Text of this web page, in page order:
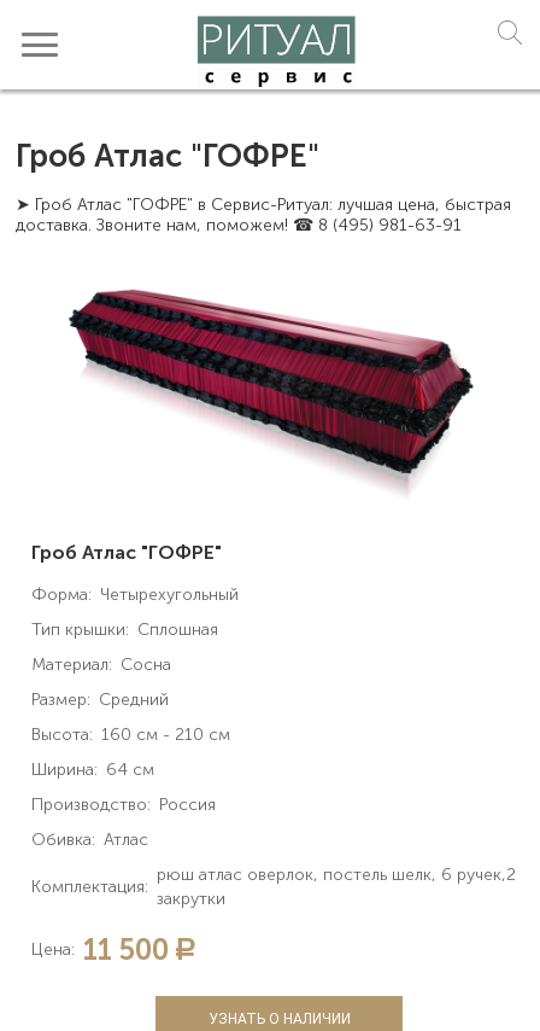
Гроб Атлас "ГОФРЕ"
➤ Гроб Атлас "ГОФРЕ" в Сервис-Ритуал: лучшая цена, быстрая
доставка. Звоните нам, поможем! ☎ 8 (495) 981-63-91
Гроб Атлас "ГОФРЕ"
Форма: Четырехугольный
Тип крышки: Сплошная
Материал: Сосна
Размер: Средний
Высота: 160 см - 210 см
Ширина: 64 см
Производство: Россия
Обивка: Атлас
Комплектация:
рюш атлас оверлок, постель шелк, 6 ручек,2
закрутки
Цена: 11 500 a
УЗНАТЬ О НАЛИЧИИ